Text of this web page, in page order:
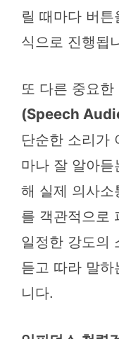
릴 때마다 버
식으로 진행됩
또 다른 중요한
(Speech
단순한 소리가
마나 잘 알아
해 실제 의사소
를 객관적으로
일정한 강도의
듣고 따라 말
니다.